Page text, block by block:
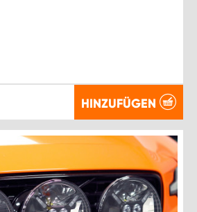
HINZUFÜGEN